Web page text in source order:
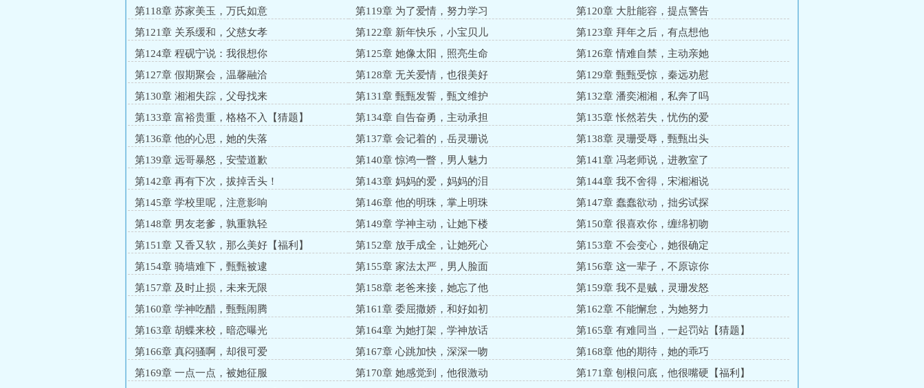
第118章 苏家美玉，万氏如意
第119章 为了爱情，努力学习
第120章 大肚能容，提点警告
第121章 关系缓和，父慈女孝
第122章 新年快乐，小宝贝儿
第123章 拜年之后，有点想他
第124章 程砚宁说：我很想你
第125章 她像太阳，照亮生命
第126章 情难自禁，主动亲她
第127章 假期聚会，温馨融洽
第128章 无关爱情，也很美好
第129章 甄甄受惊，秦远劝慰
第130章 湘湘失踪，父母找来
第131章 甄甄发誓，甄文维护
第132章 潘奕湘湘，私奔了吗
第133章 富裕贵重，格格不入【猜题】
第134章 自告奋勇，主动承担
第135章 怅然若失，忧伤的爱
第136章 他的心思，她的失落
第137章 会记着的，岳灵珊说
第138章 灵珊受辱，甄甄出头
第139章 远哥暴怒，安莹道歉
第140章 惊鸿一瞥，男人魅力
第141章 冯老师说，进教室了
第142章 再有下次，拔掉舌头！
第143章 妈妈的爱，妈妈的泪
第144章 我不舍得，宋湘湘说
第145章 学校里呢，注意影响
第146章 他的明珠，掌上明珠
第147章 蠢蠢欲动，拙劣试探
第148章 男友老爹，孰重孰轻
第149章 学神主动，让她下楼
第150章 很喜欢你，缠绵初吻
第151章 又香又软，那么美好【福利】
第152章 放手成全，让她死心
第153章 不会变心，她很确定
第154章 骑墙难下，甄甄被逮
第155章 家法太严，男人脸面
第156章 这一辈子，不原谅你
第157章 及时止损，未来无限
第158章 老爸来接，她忘了他
第159章 我不是贼，灵珊发怒
第160章 学神吃醋，甄甄闹腾
第161章 委屈撒娇，和好如初
第162章 不能懈怠，为她努力
第163章 胡蝶来校，暗恋曝光
第164章 为她打架，学神放话
第165章 有难同当，一起罚站【猜题】
第166章 真闷骚啊，却很可爱
第167章 心跳加快，深深一吻
第168章 他的期待，她的乖巧
第169章 一点一点，被她征服
第170章 她感觉到，他很激动
第171章 刨根问底，他很嘴硬【福利】